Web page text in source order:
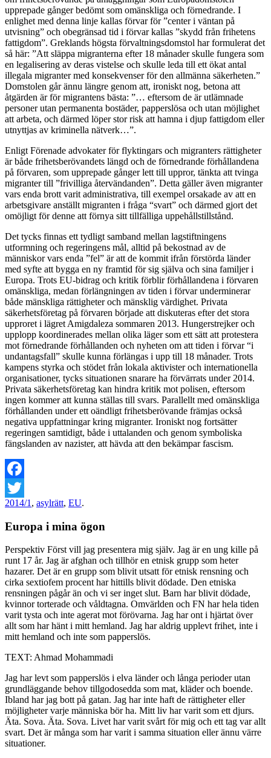
upprepade gånger bedömt som omänskliga och förnedrande. I
enlighet med denna linje kallas förvar för ”center i väntan på
utvisning” och obegränsad tid i förvar kallas ”skydd från frihetens
fattigdom”. Greklands högsta förvaltningsdomstol har formulerat det
så här: ”Att släppa migranterna efter 18 månader skulle fungera som
en legalisering av deras vistelse och skulle leda till ett ökat antal
illegala migranter med konsekvenser för den allmänna säkerheten.”
Domstolen går ännu längre genom att, ironiskt nog, betona att
åtgärden är för migrantens bästa: ”… eftersom de är utlämnade
personer utan permanenta bostäder, papperslösa och utan möjlighet
att arbeta, och därmed löper stor risk att hamna i djup fattigdom eller
utnyttjas av kriminella nätverk…”.
Enligt Förenade advokater för flyktingars och migranters rättigheter
är både frihetsberövandets längd och de förnedrande förhållandena
på förvaren, som upprepade gånger lett till uppror, tänkta att tvinga
migranter till ”frivilliga återvändanden”. Detta gäller även migranter
vars enda brott varit administrativa, till exempel orsakade av att en
arbetsgivare anställt migranten i fråga “svart” och därmed gjort det
omöjligt för denne att förnya sitt tillfälliga uppehållstillstånd.
Det tycks finnas ett tydligt samband mellan lagstiftningens
utformning och regeringens mål, alltid på bekostnad av de
människor vars enda ”fel” är att de kommit ifrån förstörda länder
med syfte att bygga en ny framtid för sig själva och sina familjer i
Europa. Trots EU-bidrag och kritik förblir förhållandena i förvaren
omänskliga, medan förlängningen av tiden i förvar underminerar
både mänskliga rättigheter och mänsklig värdighet. Privata
säkerhetsföretag på förvaren började att diskuteras efter det stora
upproret i lägret Amigdaleza sommaren 2013. Hungerstrejker och
upplopp koordinerades mellan olika läger som ett sätt att protestera
mot förnedrande förhållanden och nyheten om att tiden i förvar “i
undantagsfall” skulle kunna förlängas i upp till 18 månader. Trots
kampens styrka och stödet från lokala aktivister och internationella
organisationer, tycks situationen snarare ha förvärrats under 2014.
Privata säkerhetsföretag kan hindra kritik mot polisen, eftersom
ingen kommer att kunna ställas till svars. Parallellt med omänskliga
förhållanden under ett oändligt frihetsberövande främjas också
negativa uppfattningar kring migranter. Ironiskt nog fortsätter
regeringen samtidigt, både i uttalanden och genom symboliska
fängslanden av nazister, att hävda att den bekämpar fascism.
Facebook
Twitter
2014/1 , asylrätt, EU.
Europa i mina ögon
Perspektiv Först vill jag presentera mig själv. Jag är en ung kille på
runt 17 år. Jag är afghan och tillhör en etnisk grupp som heter
hazarer. Det är en grupp som blivit utsatt för etnisk rensning och
cirka sextiofem procent har hittills blivit dödade. Den etniska
rensningen pågår än och vi ser inget slut. Barn har blivit dödade,
kvinnor torterade och våldtagna. Omvärlden och FN har hela tiden
varit tysta och inte agerat mot förövarna. Jag har ont i hjärtat över
allt som har hänt i mitt hemland. Jag har aldrig upplevt frihet, inte i
mitt hemland och inte som papperslös.
TEXT: Ahmad Mohammadi
Jag har levt som papperslös i elva länder och långa perioder utan
grundläggande behov tillgodosedda som mat, kläder och boende.
Ibland har jag bott på gatan. Jag har inte haft de rättigheter eller
möjligheter varje människa bör ha. Mitt liv har varit som ett djurs.
Äta. Sova. Äta. Sova. Livet har varit svårt för mig och ett tag var allt
svart. Det är många som har varit i samma situation eller ännu värre
situationer.